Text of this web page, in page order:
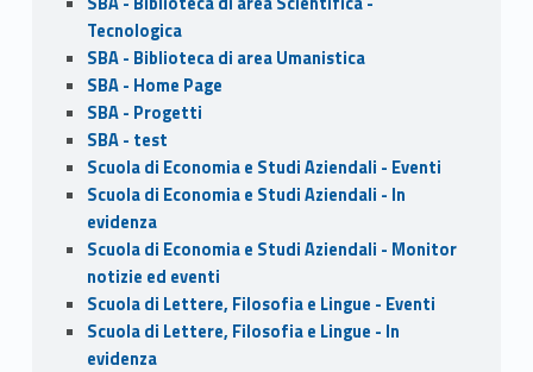
Tecnologica
SBA - Biblioteca di area Umanistica
SBA - Home Page
SBA - Progetti
SBA - test
Scuola di Economia e Studi Aziendali - Eventi
Scuola di Economia e Studi Aziendali - In
evidenza
Scuola di Economia e Studi Aziendali - Monitor
notizie ed eventi
Scuola di Lettere, Filosofia e Lingue - Eventi
Scuola di Lettere, Filosofia e Lingue - In
evidenza